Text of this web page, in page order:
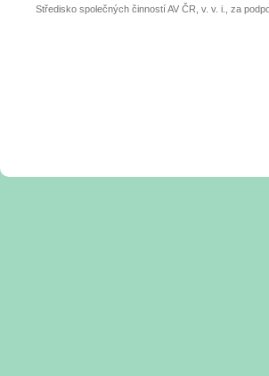
Středisko společných činností AV ČR, v. v. i., za